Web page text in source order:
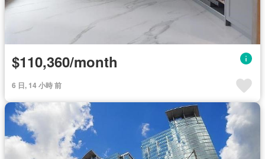
$110,360/month
6 日, 14 小時 前